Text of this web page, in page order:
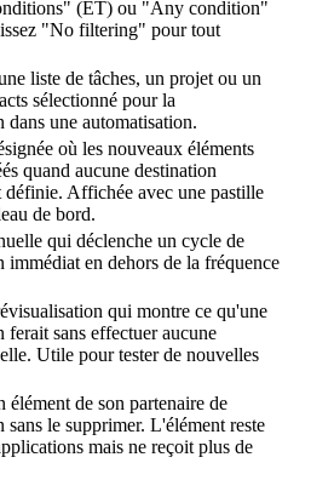
(ET) ou "Any condition"
"No filtering" pour tout
liste de tâches, un projet ou un
sélectionné pour la
dans une automatisation.
où les nouveaux éléments
quand aucune destination
définie. Affichée avec une pastille
de bord.
qui déclenche un cycle de
immédiat en dehors de la fréquence
qui montre ce qu'une
ferait sans effectuer aucune
Utile pour tester de nouvelles
élément de son partenaire de
sans le supprimer. L'élément reste
mais ne reçoit plus de